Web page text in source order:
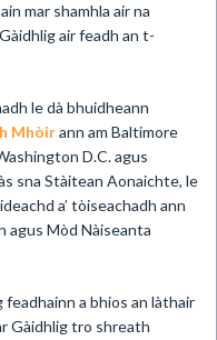
mar shamhla air na
air feadh an t-
le dà bhuidheann
Mhòirann am Baltimore
D.C. agus
sna Stàitean Aonaichte, le
a’ tòiseachadh ann
agus Mòd Nàiseanta
a bhios an làthair
Gàidhlig tro shreath